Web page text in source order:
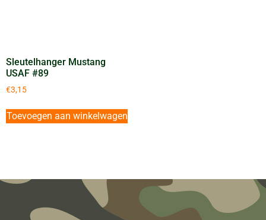
Sleutelhanger Mustang
USAF #89
€3,15
Toevoegen aan winkelwagen